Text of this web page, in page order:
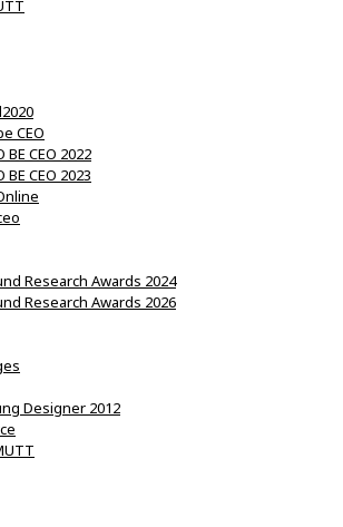
CEO
BE CEO 2022
BE CEO 2023
Research Awards 2024
Research Awards 2026
Designer 2012